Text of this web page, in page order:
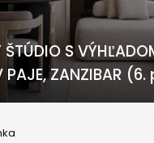
ŠTÚDIO S
PAJE, ZANZIBAR